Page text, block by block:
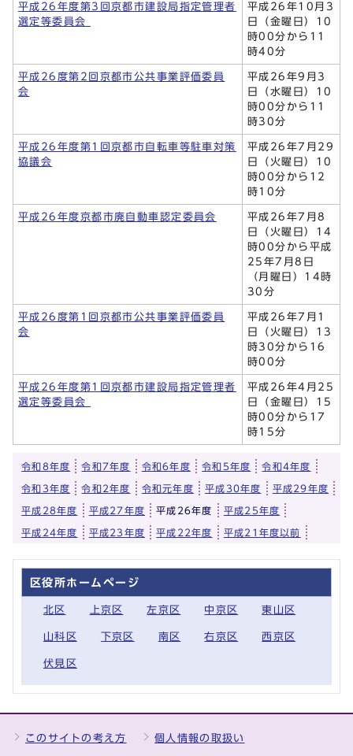
平成26年度第3回京都市建設局指定管理者
選定等委員会
平成26年10月3
日（金曜日）10
時00分から11
時40分
平成26度第2回京都市公共事業評価委員
会
平成26年9月3
日（水曜日）10
時00分から11
時30分
平成26年度第1回京都市自転車等駐車対策
協議会
平成26年7月29
日（火曜日）10
時00分から12
時10分
平成26年度京都市廃自動車認定委員会
平成26年7月8
日（火曜日）14
時00分から平成
25年7月8日
（月曜日）14時
30分
平成26度第1回京都市公共事業評価委員
会
平成26年7月1
日（火曜日）13
時30分から16
時00分
平成26年度第1回京都市建設局指定管理者
選定等委員会
平成26年4月25
日（金曜日）15
時00分から17
時15分
令和8年度 令和7年度 令和6年度 令和5年度 令和4年度
令和3年度 令和2年度 令和元年度 平成30年度 平成29年度
平成28年度 平成27年度 平成26年度 平成25年度
平成24年度 平成23年度 平成22年度 平成21年度以前
区役所ホームページ
北区 上京区 左京区 中京区 東山区
山科区 下京区 南区 右京区 西京区
伏見区
このサイトの考え方 個人情報の取扱い